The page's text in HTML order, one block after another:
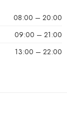
08:00 – 20:00
09:00 – 21:00
13:00 – 22:00